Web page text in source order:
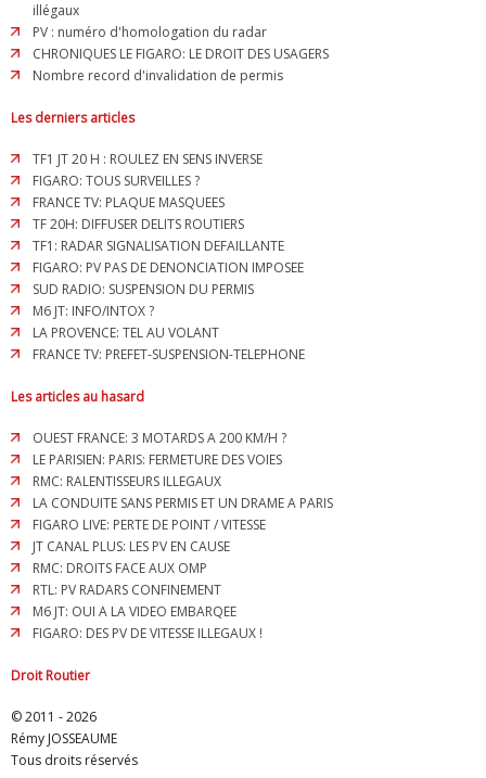
illégaux
PV : numéro d'homologation du radar
CHRONIQUES LE FIGARO: LE DROIT DES USAGERS
Nombre record d'invalidation de permis
Les derniers articles
TF1 JT 20 H : ROULEZ EN SENS INVERSE
FIGARO: TOUS SURVEILLES ?
FRANCE TV: PLAQUE MASQUEES
TF 20H: DIFFUSER DELITS ROUTIERS
TF1: RADAR SIGNALISATION DEFAILLANTE
FIGARO: PV PAS DE DENONCIATION IMPOSEE
SUD RADIO: SUSPENSION DU PERMIS
M6 JT: INFO/INTOX ?
LA PROVENCE: TEL AU VOLANT
FRANCE TV: PREFET-SUSPENSION-TELEPHONE
Les articles au hasard
OUEST FRANCE: 3 MOTARDS A 200 KM/H ?
LE PARISIEN: PARIS: FERMETURE DES VOIES
RMC: RALENTISSEURS ILLEGAUX
LA CONDUITE SANS PERMIS ET UN DRAME A PARIS
FIGARO LIVE: PERTE DE POINT / VITESSE
JT CANAL PLUS: LES PV EN CAUSE
RMC: DROITS FACE AUX OMP
RTL: PV RADARS CONFINEMENT
M6 JT: OUI A LA VIDEO EMBARQEE
FIGARO: DES PV DE VITESSE ILLEGAUX !
Droit Routier
© 2011 - 2026
Rémy JOSSEAUME
Tous droits réservés